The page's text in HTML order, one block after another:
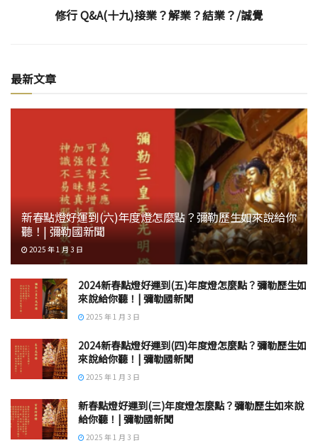
修行 Q&A(十九)接業？解業？結業？/誠覺
最新文章
新春點燈好運到(六)年度燈怎麼點？彌勒歷生如來說給你
聽！| 彌勒國新聞
2025 年 1 月 3 日
2024新春點燈好運到(五)年度燈怎麼點？彌勒歷生如
來說給你聽！| 彌勒國新聞
2025 年 1 月 3 日
2024新春點燈好運到(四)年度燈怎麼點？彌勒歷生如
來說給你聽！| 彌勒國新聞
2025 年 1 月 3 日
新春點燈好運到(三)年度燈怎麼點？彌勒歷生如來說
給你聽！| 彌勒國新聞
2025 年 1 月 3 日